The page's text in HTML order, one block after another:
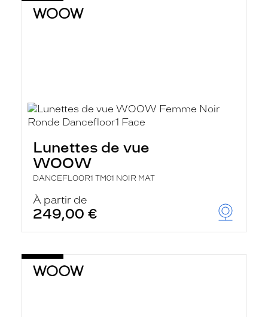
Lunettes de vue
WOOW
DANCEFLOOR1 TM01 NOIR MAT
À partir de
249,00 €